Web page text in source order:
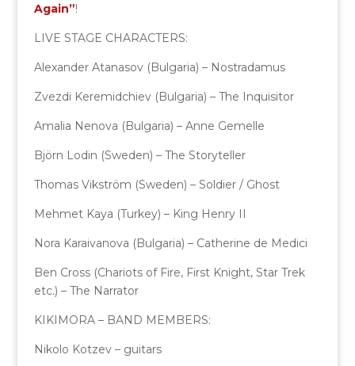
Again”!
LIVE STAGE CHARACTERS:
Alexander Atanasov (Bulgaria) – Nostradamus
Zvezdi Keremidchiev (Bulgaria) – The Inquisitor
Amalia Nenova (Bulgaria) – Anne Gemelle
Björn Lodin (Sweden) – The Storyteller
Thomas Vikström (Sweden) – Soldier / Ghost
Mehmet Kaya (Turkey) – King Henry II
Nora Karaivanova (Bulgaria) – Catherine de Medici
Ben Cross (Chariots of Fire, First Knight, Star Trek
etc.) – The Narrator
KIKIMORA – BAND MEMBERS:
Nikolo Kotzev – guitars